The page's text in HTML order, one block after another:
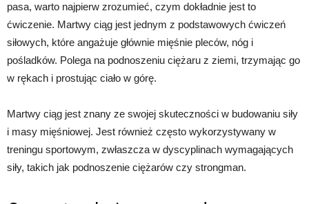
pasa, warto najpierw zrozumieć, czym dokładnie jest to
ćwiczenie. Martwy ciąg jest jednym z podstawowych ćwiczeń
siłowych, które angażuje głównie mięśnie pleców, nóg i
pośladków. Polega na podnoszeniu ciężaru z ziemi, trzymając go
w rękach i prostując ciało w górę.
Martwy ciąg jest znany ze swojej skuteczności w budowaniu siły
i masy mięśniowej. Jest również często wykorzystywany w
treningu sportowym, zwłaszcza w dyscyplinach wymagających
siły, takich jak podnoszenie ciężarów czy strongman.